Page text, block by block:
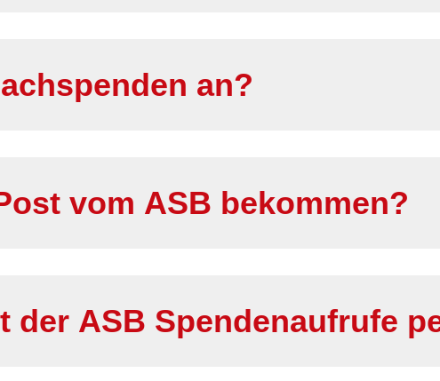
an?
vom ASB bekommen?
der ASB Spendenaufrufe